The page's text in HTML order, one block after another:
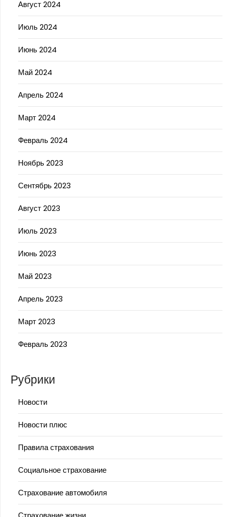
Август 2024
Июль 2024
Июнь 2024
Май 2024
Апрель 2024
Март 2024
Февраль 2024
Ноябрь 2023
Сентябрь 2023
Август 2023
Июль 2023
Июнь 2023
Май 2023
Апрель 2023
Март 2023
Февраль 2023
Рубрики
Новости
Новости плюс
Правила страхования
Социальное страхование
Страхование автомобиля